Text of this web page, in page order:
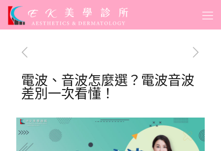
電波、音波怎麼選？電波音波
差別一次看懂！